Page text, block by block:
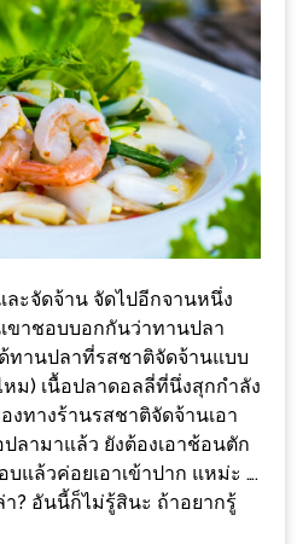
ละจัดจ้าน จัดไปอีกจานหนึ่ง
ขาชอบบอกกันว่าทานปลา
ด้ทานปลาที่รสชาติจัดจ้านแบบ
หม) เนื้อปลาดอลลี่ที่นึ่งสุกกำลัง
งทางร้านรสชาติจัดจ้านเอา
ปลามาแล้ว ยังต้องเอาช้อนตัก
แล้วค่อยเอาเข้าปาก แหม่ะ ….
า? อันนี้ก็ไม่รู้สินะ ถ้าอยากรู้